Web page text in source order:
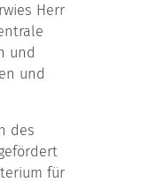
Herr
und
und
des
für